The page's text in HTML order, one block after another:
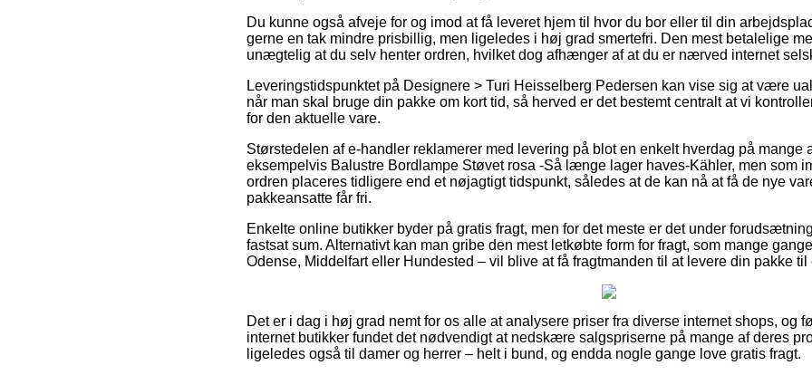
Du kunne også afveje for og imod at få leveret hjem til hvor du bor eller til din
gerne en tak mindre prisbillig, men ligeledes i høj grad smertefri. Den mest betalelige
unægtelig at du selv henter ordren, hvilket dog afhænger af at du er nærved internet
Leveringstidspunktet på Designere > Turi Heisselberg Pedersen kan vise sig at være
når man skal bruge din pakke om kort tid, så herved er det bestemt centralt at vi
for den aktuelle vare.
Størstedelen af e-handler reklamerer med levering på blot en enkelt hverdag på mange
eksempelvis Balustre Bordlampe Støvet rosa -Så længe lager haves-Kähler, men som
ordren placeres tidligere end et nøjagtigt tidspunkt, således at de kan nå at få de nye
pakkeansatte får fri.
Enkelte online butikker byder på gratis fragt, men for det meste er det under
fastsat sum. Alternativt kan man gribe den mest letkøbte form for fragt, som mange
Odense, Middelfart eller Hundested – vil blive at få fragtmanden til at levere din pakke
Det er i dag i høj grad nemt for os alle at analysere priser fra diverse internet shops, og
internet butikker fundet det nødvendigt at nedskære salgspriserne på mange af deres
ligeledes også til damer og herrer – helt i bund, og endda nogle gange love gratis fragt.